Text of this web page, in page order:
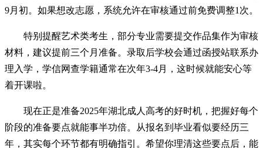
9月初。如果想改志愿，系统允许在审核通过前免费调整1次。
特别提醒艺术类考生，部分专业需要提交作品集作为审核
材料，建议提前三个月准备。录取后学校会通过函授站联系办
理入学，学信网查学籍通常在次年3-4月，这时候就能安心等
着开课啦。
现在正是准备2025年湖北成人高考的好时机，把握好每个
阶段的准备要点就能事半功倍。从报名到毕业看似要经历三
年，其实每个环节都有明确指引。希望你理清这些要点后，能